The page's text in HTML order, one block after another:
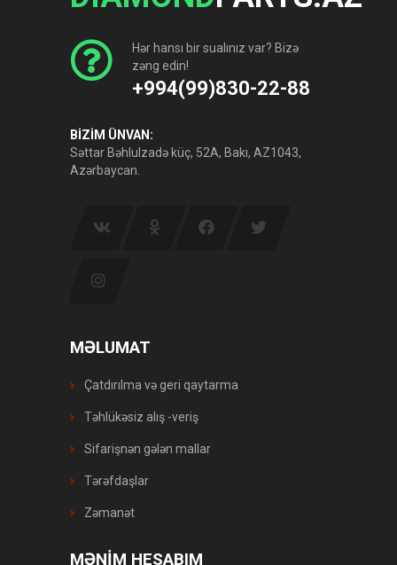
Hər hansı bir sualınız var? Bizə
zəng edin!
+994(99)830-22-88
BİZİM ÜNVAN:
Səttar Bəhlulzadə küç, 52A, Bakı, AZ1043,
Azərbaycan.
MƏLUMAT
Çatdırılma və geri qaytarma
Təhlükəsiz alış -veriş
Sifarişnən gələn mallar
Tərəfdaşlar
Zəmanət
MƏNİM HESABIM